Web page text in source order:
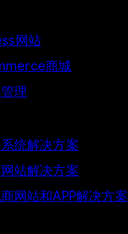
网站
商城
理
统解决方案
站解决方案
网站和APP解决方案